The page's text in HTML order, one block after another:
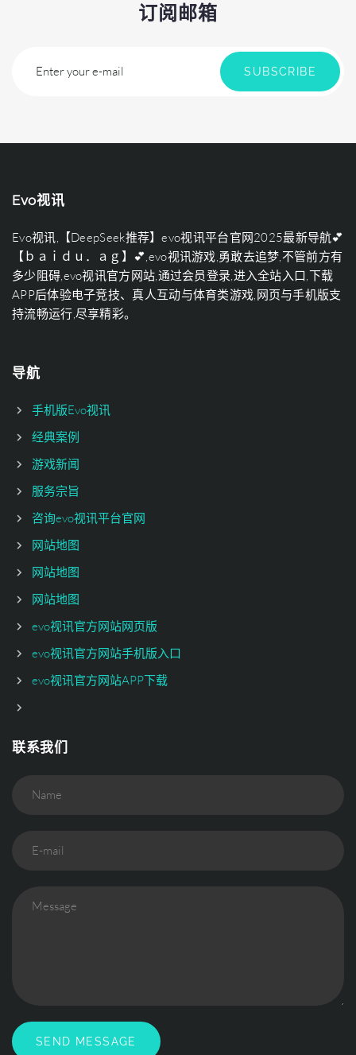
订阅邮箱
Enter your e-mail SUBSCRIBE
Evo视讯
Evo视讯,【DeepSeek推荐】evo视讯平台官网2025最新导航💕
【ｂａｉｄｕ．ａｇ】💕,evo视讯游戏,勇敢去追梦,不管前方有
多少阻碍,evo视讯官方网站,通过会员登录,进入全站入口,下载
APP后体验电子竞技、真人互动与体育类游戏,网页与手机版支
持流畅运行,尽享精彩。
导航
手机版Evo视讯
经典案例
游戏新闻
服务宗旨
咨询evo视讯平台官网
网站地图
网站地图
网站地图
evo视讯官方网站网页版
evo视讯官方网站手机版入口
evo视讯官方网站APP下载
联系我们
Name
E-mail
Message
SEND MESSAGE